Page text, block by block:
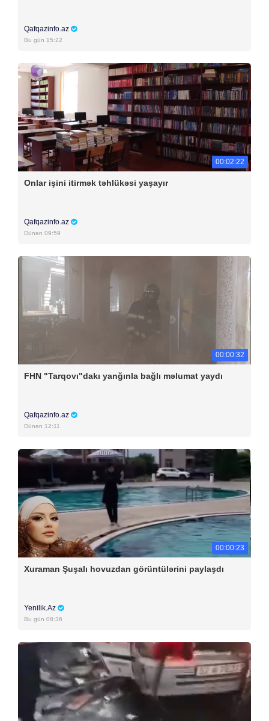
Qafqazinfo.az
Bu gün 15:22
00:02:22
Onlar işini itirmək təhlükəsi yaşayır
Qafqazinfo.az
Dünən 09:59
00:00:32
FHN "Tarqovı"dakı yanğınla bağlı məlumat yaydı
Qafqazinfo.az
Dünən 12:11
00:00:23
Xuraman Şuşalı hovuzdan görüntülərini paylaşdı
Yenilik.Az
Bu gün 08:36